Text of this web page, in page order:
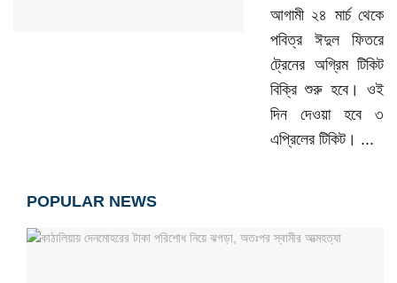
আগামী ২৪ মার্চ থেকে
পবিত্র ঈদুল ফিতরে
ট্রেনের অগ্রিম টিকিট
বিক্রি শুরু হবে। ওই
দিন দেওয়া হবে ৩
এপ্রিলের টিকিট। ...
POPULAR NEWS